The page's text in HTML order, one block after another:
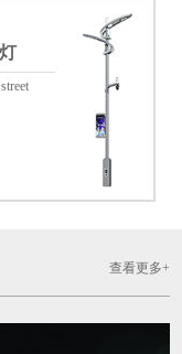
查看更多+